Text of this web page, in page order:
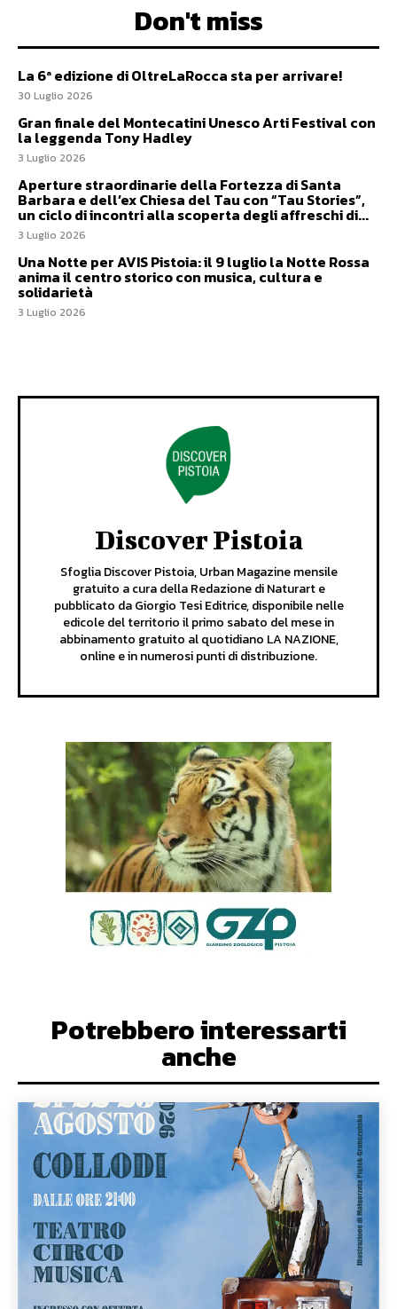
Don't miss
La 6ª edizione di OltreLaRocca sta per arrivare!
30 Luglio 2026
Gran finale del Montecatini Unesco Arti Festival con
la leggenda Tony Hadley
3 Luglio 2026
Aperture straordinarie della Fortezza di Santa
Barbara e dell’ex Chiesa del Tau con “Tau Stories”,
un ciclo di incontri alla scoperta degli affreschi di...
3 Luglio 2026
Una Notte per AVIS Pistoia: il 9 luglio la Notte Rossa
anima il centro storico con musica, cultura e
solidarietà
3 Luglio 2026
Discover Pistoia
Sfoglia Discover Pistoia, Urban Magazine mensile
gratuito a cura della Redazione di Naturart e
pubblicato da Giorgio Tesi Editrice, disponibile nelle
edicole del territorio il primo sabato del mese in
abbinamento gratuito al quotidiano LA NAZIONE,
online e in numerosi punti di distribuzione.
Potrebbero interessarti
anche